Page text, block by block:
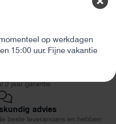
2 jaar garantie
advies
beste leveranciers en hebben
op werkdagen
15:00 uur. Fijne vakantie